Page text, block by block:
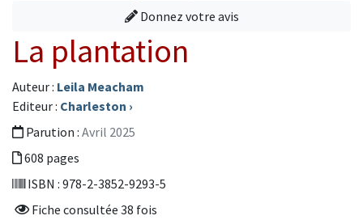
Donnez votre avis
La plantation
Auteur : Leila Meacham
Editeur : Charleston ›
Parution : Avril 2025
608 pages
ISBN : 978-2-3852-9293-5
Fiche consultée 38 fois